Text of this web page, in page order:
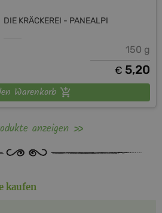
DIE KRÄCKEREI - PANEALPI
150 g
€ 5,20
Warenkorb
anzeigen
kaufen